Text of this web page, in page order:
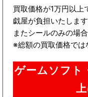
買取価格が1万円以上
戯屋が負担いたします
またシールのみの場
※総額の買取価格では
ゲームソフト